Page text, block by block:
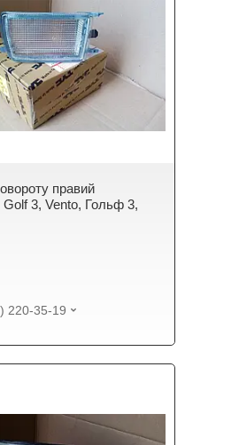
правий
3, Vento, Гольф 3,
220-35-19